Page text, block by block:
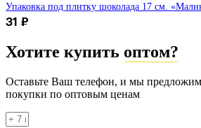
Упаковка под плитку шоколада 17 см.
31 ₽
Хотите купить оптом?
Оставьте Ваш телефон, и мы
покупки по оптовым ценам